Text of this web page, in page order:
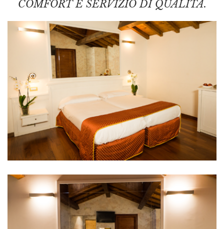
COMFORT E SERVIZIO DI QUALITÀ.